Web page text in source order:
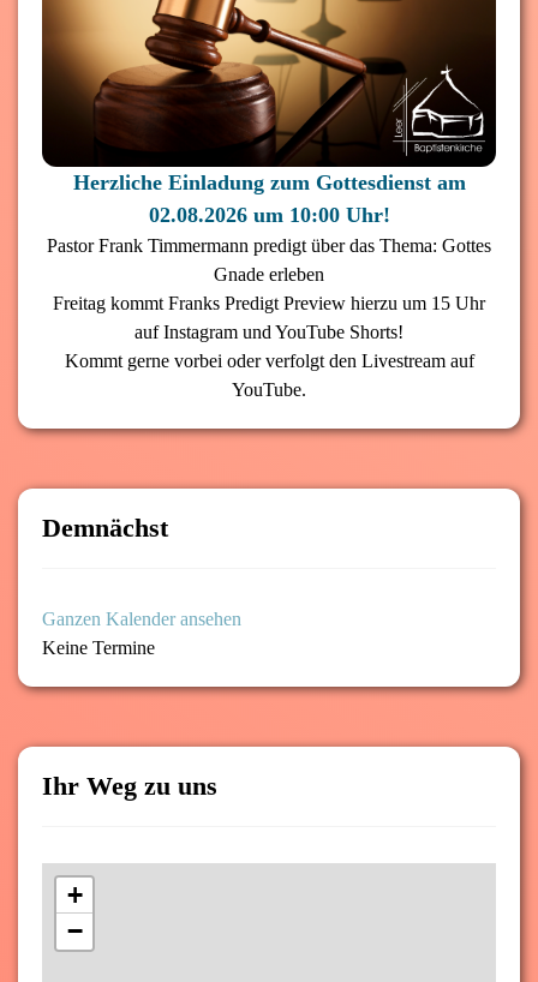
Herzliche Einladung zum Gottesdienst am
02.08.2026 um 10:00 Uhr!
Pastor Frank Timmermann predigt über das Thema: Gottes
Gnade erleben
Freitag kommt Franks Predigt Preview hierzu um 15 Uhr
auf Instagram und YouTube Shorts!
Kommt gerne vorbei oder verfolgt den Livestream auf
YouTube.
Demnächst
Ganzen Kalender ansehen
Keine Termine
Ihr Weg zu uns
+
−